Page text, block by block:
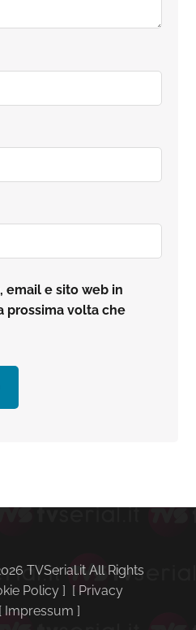
email e sito web in
prossima volta che
TVSerial.it All Rights
Policy ] [ Privacy
Impressum ]